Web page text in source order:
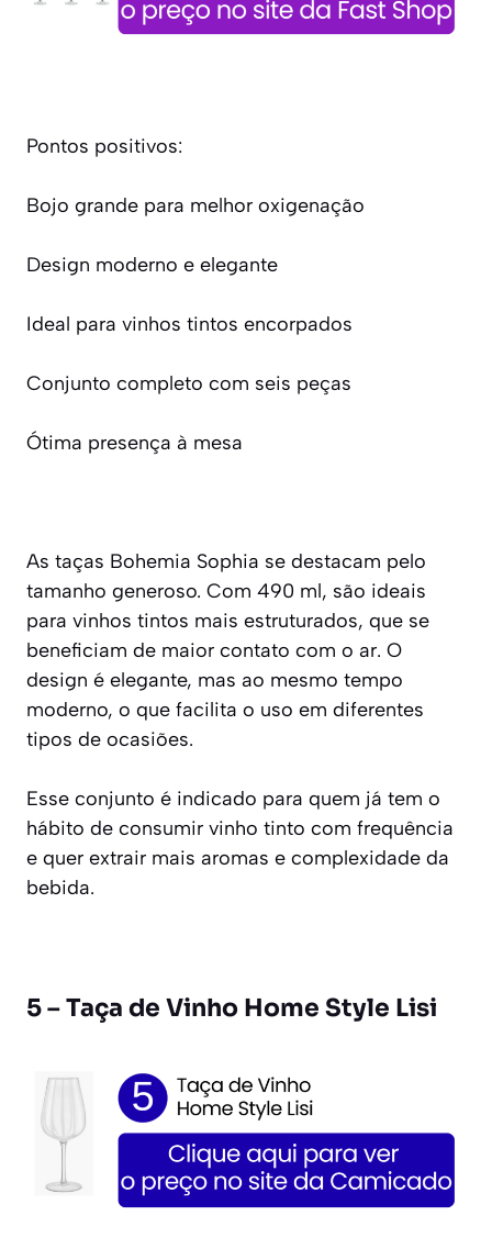
Pontos positivos:
Bojo grande para melhor oxigenação
Design moderno e elegante
Ideal para vinhos tintos encorpados
Conjunto completo com seis peças
Ótima presença à mesa
As taças Bohemia Sophia se destacam pelo
tamanho generoso. Com 490 ml, são ideais
para vinhos tintos mais estruturados, que se
beneficiam de maior contato com o ar. O
design é elegante, mas ao mesmo tempo
moderno, o que facilita o uso em diferentes
tipos de ocasiões.
Esse conjunto é indicado para quem já tem o
hábito de consumir vinho tinto com frequência
e quer extrair mais aromas e complexidade da
bebida.
5 – Taça de Vinho Home Style Lisi